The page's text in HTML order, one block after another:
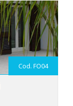
Cod. FO04